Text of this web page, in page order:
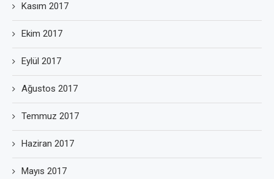
Kasım 2017
Ekim 2017
Eylül 2017
Ağustos 2017
Temmuz 2017
Haziran 2017
Mayıs 2017